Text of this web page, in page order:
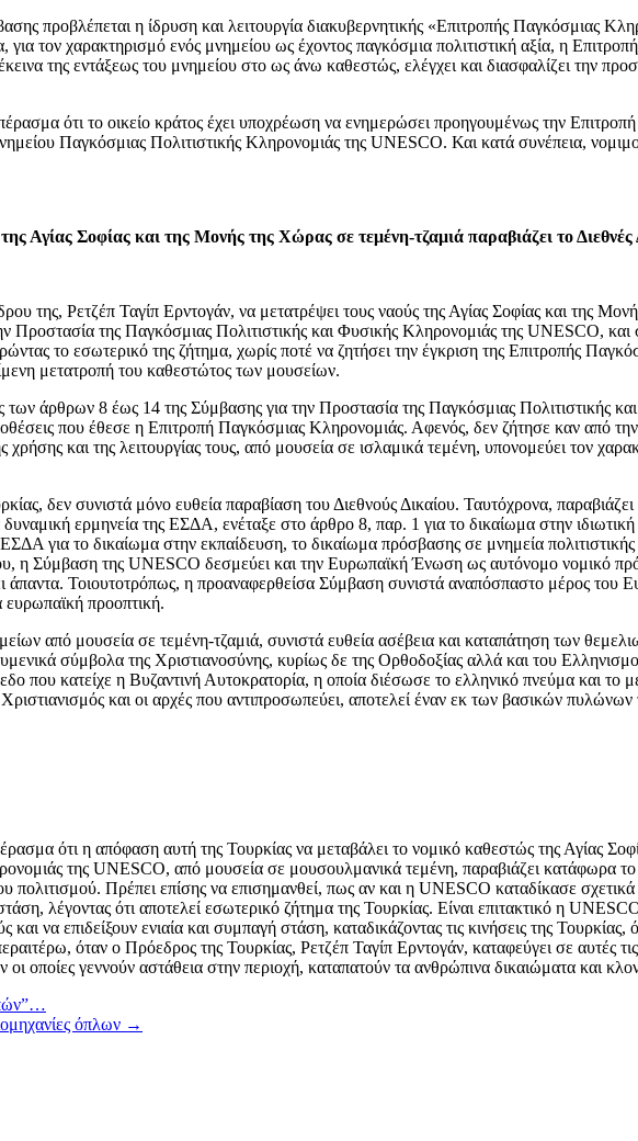
προβλέπεται η ίδρυση και λειτουργία διακυβερνητικής «Επιτροπής Παγκόσμιας
τον χαρακτηρισμό ενός μνημείου ως έχοντος παγκόσμια πολιτιστική αξία, η
της εντάξεως του μνημείου στο ως άνω καθεστώς, ελέγχει και διασφαλίζει την
ότι το οικείο κράτος έχει υποχρέωση να ενημερώσει προηγουμένως την
Παγκόσμιας Πολιτιστικής Κληρονομιάς της UNESCO. Και κατά συνέπεια,
Αγίας Σοφίας και της Μονής της Χώρας σε τεμένη-τζαμιά παραβιάζει το Διεθνές
της, Ρετζέπ Ταγίπ Ερντογάν, να μετατρέψει τους ναούς της Αγίας Σοφίας και της
Προστασία της Παγκόσμιας Πολιτιστικής και Φυσικής Κληρονομιάς της UNESCO, και
το εσωτερικό της ζήτημα, χωρίς ποτέ να ζητήσει την έγκριση της Επιτροπής
μετατροπή του καθεστώτος των μουσείων.
των άρθρων 8 έως 14 της Σύμβασης για την Προστασία της Παγκόσμιας Πολιτιστικής
που έθεσε η Επιτροπή Παγκόσμιας Κληρονομιάς. Αφενός, δεν ζήτησε καν από
χρήσης και της λειτουργίας τους, από μουσεία σε ισλαμικά τεμένη, υπονομεύει τον
δεν συνιστά μόνο ευθεία παραβίαση του Διεθνούς Δικαίου. Ταυτόχρονα,
ερμηνεία της ΕΣΔΑ, ενέταξε στο άρθρο 8, παρ. 1 για το δικαίωμα στην
για το δικαίωμα στην εκπαίδευση, το δικαίωμα πρόσβασης σε μνημεία
η Σύμβαση της UNESCO δεσμεύει και την Ευρωπαϊκή Ένωση ως αυτόνομο νομικό
άπαντα. Τοιουτοτρόπως, η προαναφερθείσα Σύμβαση συνιστά αναπόσπαστο μέρος του
ευρωπαϊκή προοπτική.
από μουσεία σε τεμένη-τζαμιά, συνιστά ευθεία ασέβεια και καταπάτηση των
σύμβολα της Χριστιανοσύνης, κυρίως δε της Ορθοδοξίας αλλά και του
που κατείχε η Βυζαντινή Αυτοκρατορία, η οποία διέσωσε το ελληνικό πνεύμα και
και οι αρχές που αντιπροσωπεύει, αποτελεί έναν εκ των βασικών πυλώνων
ότι η απόφαση αυτή της Τουρκίας να μεταβάλει το νομικό καθεστώς της Αγίας
της UNESCO, από μουσεία σε μουσουλμανικά τεμένη, παραβιάζει κατάφωρα το
πολιτισμού. Πρέπει επίσης να επισημανθεί, πως αν και η UNESCO καταδίκασε
λέγοντας ότι αποτελεί εσωτερικό ζήτημα της Τουρκίας. Είναι επιτακτικό η
να επιδείξουν ενιαία και συμπαγή στάση, καταδικάζοντας τις κινήσεις της Τουρκίας,
όταν ο Πρόεδρος της Τουρκίας, Ρετζέπ Ταγίπ Ερντογάν, καταφεύγει σε αυτές
οποίες γεννούν αστάθεια στην περιοχή, καταπατούν τα ανθρώπινα δικαιώματα και
όπλων →